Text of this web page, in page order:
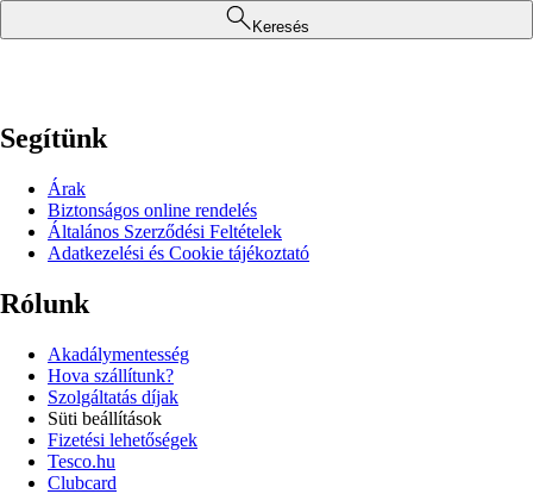
Keresés
Segítünk
Árak
Biztonságos online rendelés
Általános Szerződési Feltételek
Adatkezelési és Cookie tájékoztató
Rólunk
Akadálymentesség
Hova szállítunk?
Szolgáltatás díjak
Süti beállítások
Fizetési lehetőségek
Tesco.hu
Clubcard